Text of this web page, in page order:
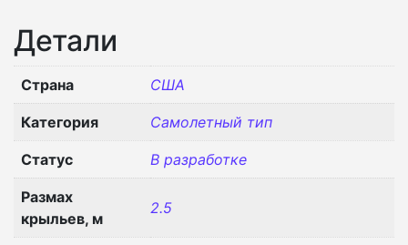
Детали
Страна США
Категория Самолетный тип
Статус В разработке
Размах
крыльев, м
2.5